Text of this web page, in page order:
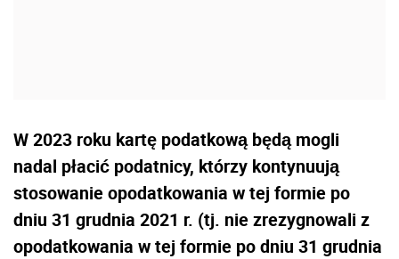
W 2023 roku kartę podatkową będą mogli
nadal płacić podatnicy, którzy kontynuują
stosowanie opodatkowania w tej formie po
dniu 31 grudnia 2021 r. (tj. nie zrezygnowali z
opodatkowania w tej formie po dniu 31 grudnia